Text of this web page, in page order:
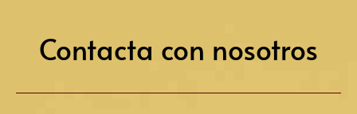
Contacta con nosotros